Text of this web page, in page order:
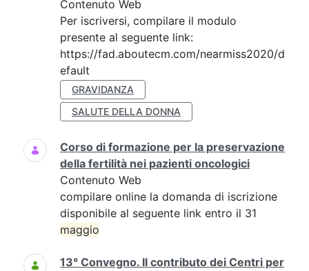
Contenuto Web
Per iscriversi, compilare il modulo
presente al seguente link:
https://fad.aboutecm.com/nearmiss2020/d
efault
GRAVIDANZA
SALUTE DELLA DONNA
Corso di formazione per la preservazione
della fertilità nei pazienti oncologici
Contenuto Web
compilare online la domanda di iscrizione
disponibile al seguente link entro il 31
maggio
13° Convegno. Il contributo dei Centri per